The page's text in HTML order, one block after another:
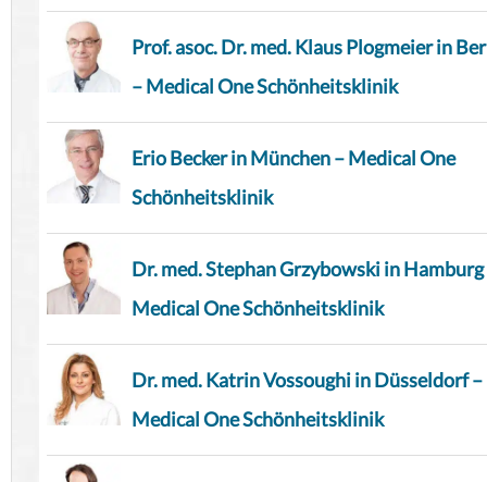
Prof. asoc. Dr. med. Klaus Plogmeier in
– Medical One Schönheitsklinik
Erio Becker in München – Medical One
Schönheitsklinik
Dr. med. Stephan Grzybowski in Hamburg
Medical One Schönheitsklinik
Dr. med. Katrin Vossoughi in Düsseldorf –
Medical One Schönheitsklinik